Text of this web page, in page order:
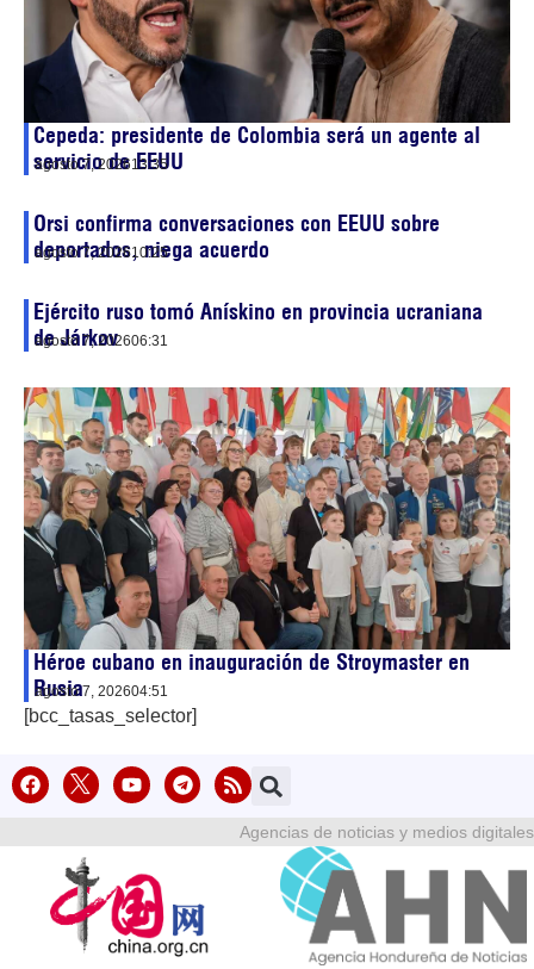
Cepeda: presidente de Colombia será un agente al
servicio de EEUU
agosto 7, 202613:35
Orsi confirma conversaciones con EEUU sobre
deportados, niega acuerdo
agosto 7, 202610:25
Ejército ruso tomó Anískino en provincia ucraniana
de Járkov
agosto 7, 202606:31
Héroe cubano en inauguración de Stroymaster en
Rusia
agosto 7, 202604:51
[bcc_tasas_selector]
Agencias de noticias y medios digitales